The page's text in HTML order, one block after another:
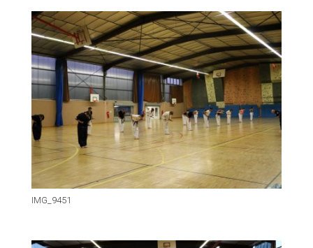
IMG_9451